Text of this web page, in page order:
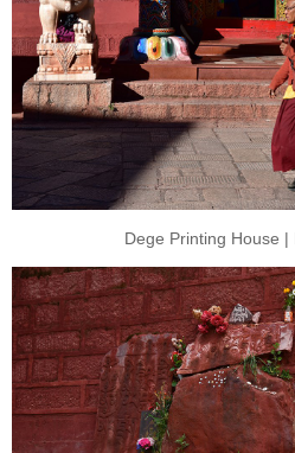
Dege Printing House |